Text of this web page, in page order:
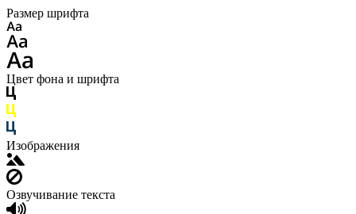
Размер шрифта
Цвет фона и шрифта
Изображения
Озвучивание текста